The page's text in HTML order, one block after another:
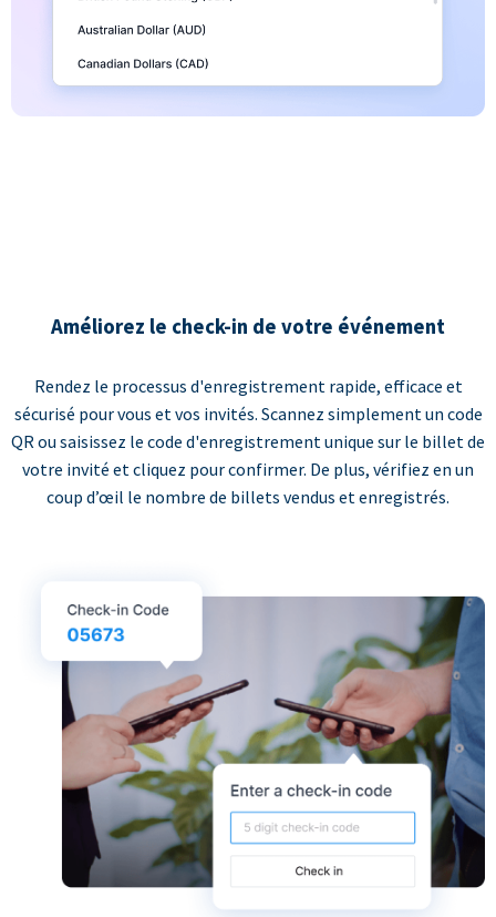
Améliorez le check-in de votre événement
Rendez le processus d'enregistrement rapide, efficace et
sécurisé pour vous et vos invités. Scannez simplement un code
QR ou saisissez le code d'enregistrement unique sur le billet de
votre invité et cliquez pour confirmer. De plus, vérifiez en un
coup d’œil le nombre de billets vendus et enregistrés.